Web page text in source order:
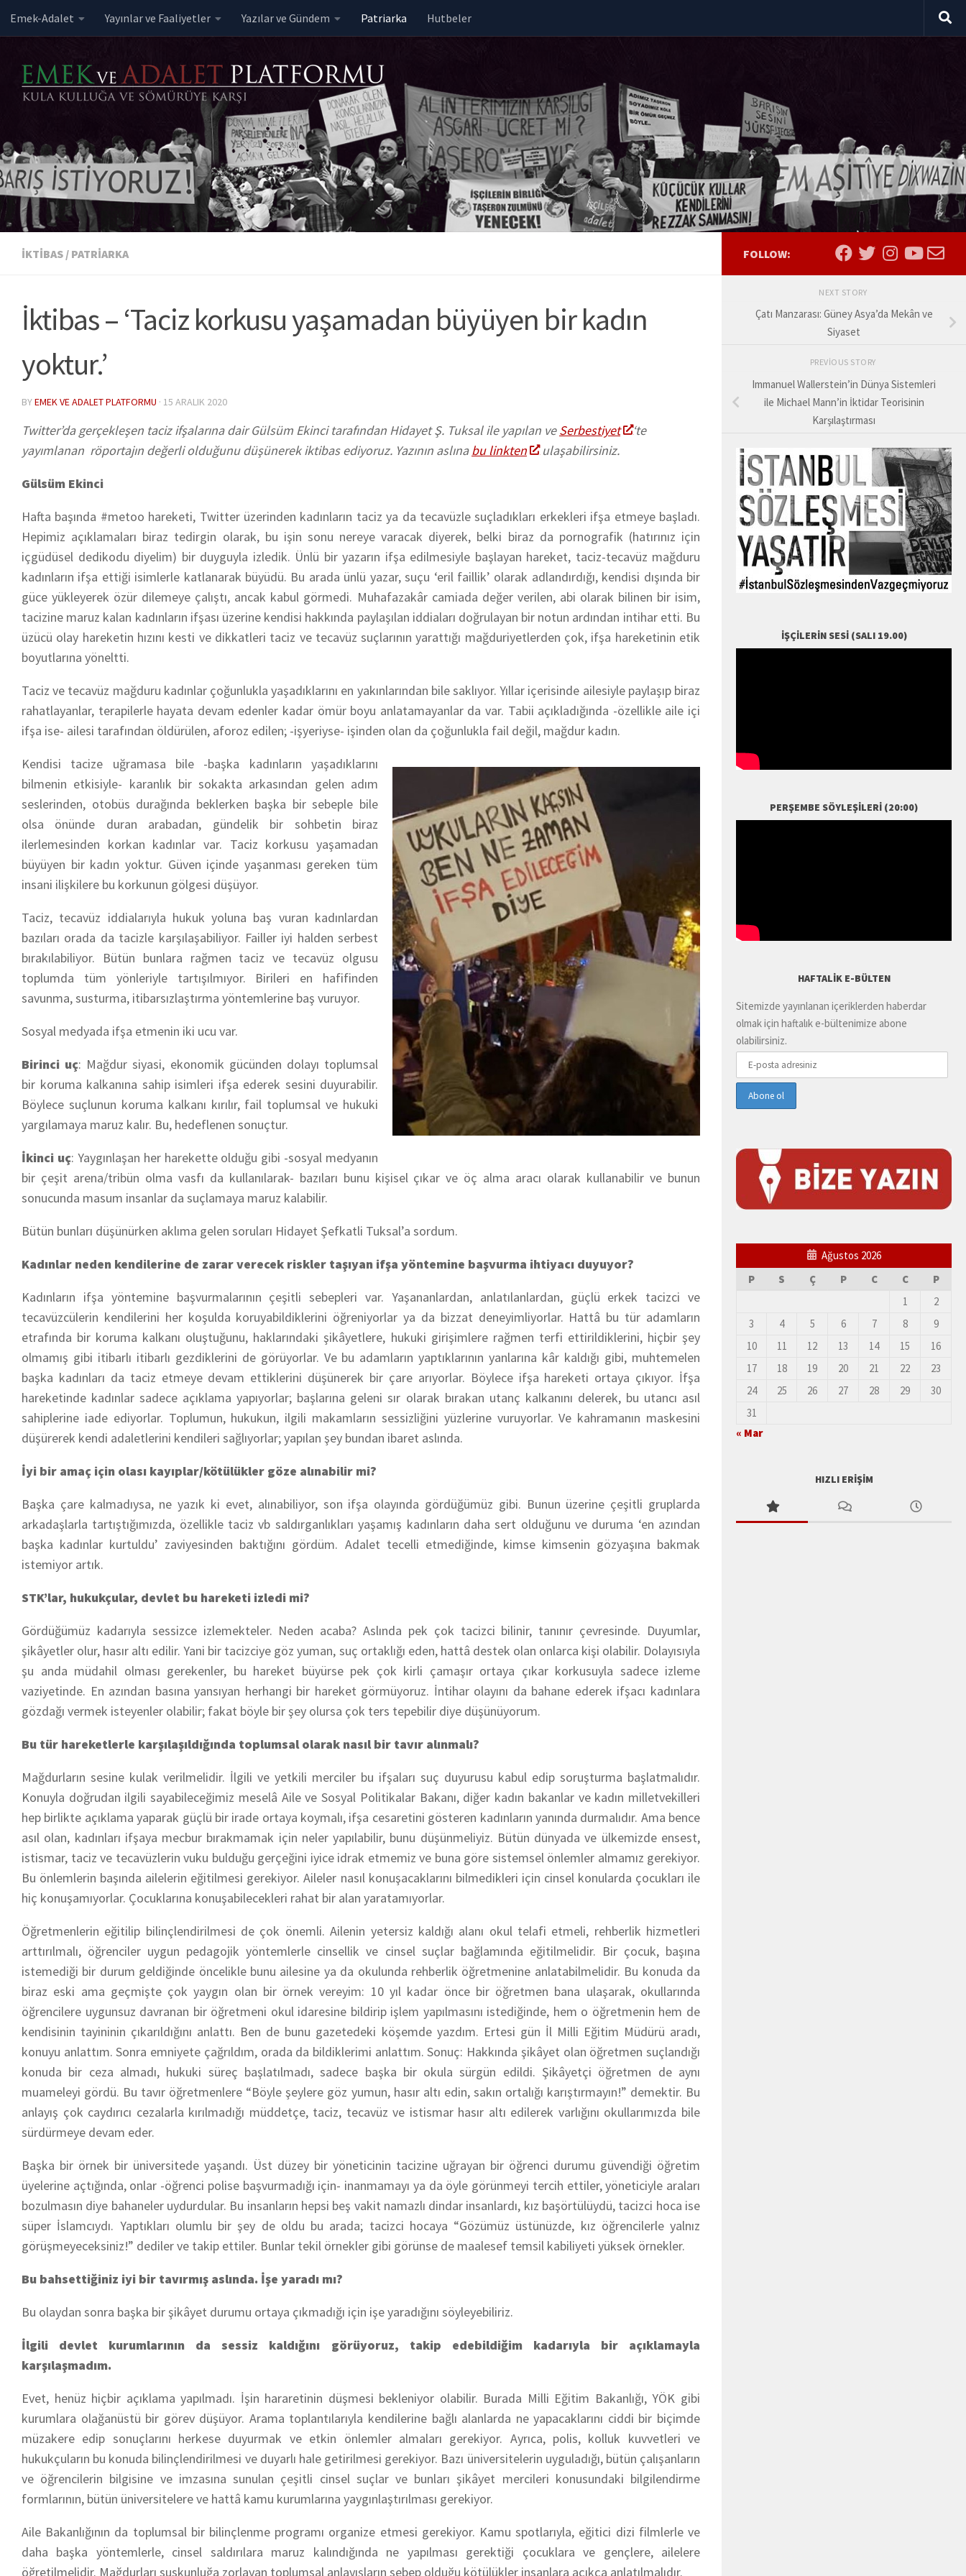
Skip to content
Emek-Adalet Yayınlar ve Faaliyetler Yazılar ve Gündem Patriarka Hutbeler
İKTIBAS / PATRIARKA
İktibas – ‘Taciz korkusu yaşamadan büyüyen bir kadın
yoktur.’
BYEMEK VE ADALET PLATFORMU · 15 ARALIK 2020
Twitter’da gerçekleşen taciz ifşalarına dair Gülsüm Ekinci tarafından Hidayet Ş. Tuksal ile yapılan veSerbestiyet
‘te
yayımlanan röportajın değerli olduğunu düşünerek iktibas ediyoruz. Yazının aslınabu linkten
ulaşabilirsiniz.
Gülsüm Ekinci
Hafta başında #metoo hareketi, Twitter üzerinden kadınların taciz ya da tecavüzle suçladıkları erkekleri ifşa etmeye başladı.
Hepimiz açıklamaları biraz tedirgin olarak, bu işin sonu nereye varacak diyerek, belki biraz da pornografik (hatırınız için
içgüdüsel dedikodu diyelim) bir duyguyla izledik. Ünlü bir yazarın ifşa edilmesiyle başlayan hareket, taciz-tecavüz mağduru
kadınların ifşa ettiği isimlerle katlanarak büyüdü. Bu arada ünlü yazar, suçu ‘eril faillik’ olarak adlandırdığı, kendisi dışında bir
güce yükleyerek özür dilemeye çalıştı, ancak kabul görmedi. Muhafazakâr camiada değer verilen, abi olarak bilinen bir isim,
tacizine maruz kalan kadınların ifşası üzerine kendisi hakkında paylaşılan iddiaları doğrulayan bir notun ardından intihar etti. Bu
üzücü olay hareketin hızını kesti ve dikkatleri taciz ve tecavüz suçlarının yarattığı mağduriyetlerden çok, ifşa hareketinin etik
boyutlarına yöneltti.
Taciz ve tecavüz mağduru kadınlar çoğunlukla yaşadıklarını en yakınlarından bile saklıyor. Yıllar içerisinde ailesiyle paylaşıp biraz
rahatlayanlar, terapilerle hayata devam edenler kadar ömür boyu anlatamayanlar da var. Tabii açıkladığında -özellikle aile içi
ifşa ise- ailesi tarafından öldürülen, aforoz edilen; -işyeriyse- işinden olan da çoğunlukla fail değil, mağdur kadın.
Kendisi tacize uğramasa bile -başka kadınların yaşadıklarını
bilmenin etkisiyle- karanlık bir sokakta arkasından gelen adım
seslerinden, otobüs durağında beklerken başka bir sebeple bile
olsa önünde duran arabadan, gündelik bir sohbetin biraz
ilerlemesinden korkan kadınlar var. Taciz korkusu yaşamadan
büyüyen bir kadın yoktur. Güven içinde yaşanması gereken tüm
insani ilişkilere bu korkunun gölgesi düşüyor.
Taciz, tecavüz iddialarıyla hukuk yoluna baş vuran kadınlardan
bazıları orada da tacizle karşılaşabiliyor. Failler iyi halden serbest
bırakılabiliyor. Bütün bunlara rağmen taciz ve tecavüz olgusu
toplumda tüm yönleriyle tartışılmıyor. Birileri en hafifinden
savunma, susturma, itibarsızlaştırma yöntemlerine baş vuruyor.
Sosyal medyada ifşa etmenin iki ucu var.
Birinci uç: Mağdur siyasi, ekonomik gücünden dolayı toplumsal
bir koruma kalkanına sahip isimleri ifşa ederek sesini duyurabilir.
Böylece suçlunun koruma kalkanı kırılır, fail toplumsal ve hukuki
yargılamaya maruz kalır. Bu, hedeflenen sonuçtur.
İkinci uç: Yaygınlaşan her harekette olduğu gibi -sosyal medyanın
bir çeşit arena/tribün olma vasfı da kullanılarak- bazıları bunu kişisel çıkar ve öç alma aracı olarak kullanabilir ve bunun
sonucunda masum insanlar da suçlamaya maruz kalabilir.
Bütün bunları düşünürken aklıma gelen soruları Hidayet Şefkatli Tuksal’a sordum.
Kadınlar neden kendilerine de zarar verecek riskler taşıyan ifşa yöntemine başvurma ihtiyacı duyuyor?
Kadınların ifşa yöntemine başvurmalarının çeşitli sebepleri var. Yaşananlardan, anlatılanlardan, güçlü erkek tacizci ve
tecavüzcülerin kendilerini her koşulda koruyabildiklerini öğreniyorlar ya da bizzat deneyimliyorlar. Hattâ bu tür adamların
etrafında bir koruma kalkanı oluştuğunu, haklarındaki şikâyetlere, hukuki girişimlere rağmen terfi ettirildiklerini, hiçbir şey
olmamış gibi itibarlı itibarlı gezdiklerini de görüyorlar. Ve bu adamların yaptıklarının yanlarına kâr kaldığı gibi, muhtemelen
başka kadınları da taciz etmeye devam ettiklerini düşünerek bir çare arıyorlar. Böylece ifşa hareketi ortaya çıkıyor. İfşa
hareketinde kadınlar sadece açıklama yapıyorlar; başlarına geleni sır olarak bırakan utanç kalkanını delerek, bu utancı asıl
sahiplerine iade ediyorlar. Toplumun, hukukun, ilgili makamların sessizliğini yüzlerine vuruyorlar. Ve kahramanın maskesini
düşürerek kendi adaletlerini kendileri sağlıyorlar; yapılan şey bundan ibaret aslında.
İyi bir amaç için olası kayıplar/kötülükler göze alınabilir mi?
Başka çare kalmadıysa, ne yazık ki evet, alınabiliyor, son ifşa olayında gördüğümüz gibi. Bunun üzerine çeşitli gruplarda
arkadaşlarla tartıştığımızda, özellikle taciz vb saldırganlıkları yaşamış kadınların daha sert olduğunu ve duruma ‘en azından
başka kadınlar kurtuldu’ zaviyesinden baktığını gördüm. Adalet tecelli etmediğinde, kimse kimsenin gözyaşına bakmak
istemiyor artık.
STK’lar, hukukçular, devlet bu hareketi izledi mi?
Gördüğümüz kadarıyla sessizce izlemekteler. Neden acaba? Aslında pek çok tacizci bilinir, tanınır çevresinde. Duyumlar,
şikâyetler olur, hasır altı edilir. Yani bir tacizciye göz yuman, suç ortaklığı eden, hattâ destek olan onlarca kişi olabilir. Dolayısıyla
şu anda müdahil olması gerekenler, bu hareket büyürse pek çok kirli çamaşır ortaya çıkar korkusuyla sadece izleme
vaziyetinde. En azından basına yansıyan herhangi bir hareket görmüyoruz. İntihar olayını da bahane ederek ifşacı kadınlara
gözdağı vermek isteyenler olabilir; fakat böyle bir şey olursa çok ters tepebilir diye düşünüyorum.
Bu tür hareketlerle karşılaşıldığında toplumsal olarak nasıl bir tavır alınmalı?
Mağdurların sesine kulak verilmelidir. İlgili ve yetkili merciler bu ifşaları suç duyurusu kabul edip soruşturma başlatmalıdır.
Konuyla doğrudan ilgili sayabileceğimiz meselâ Aile ve Sosyal Politikalar Bakanı, diğer kadın bakanlar ve kadın milletvekilleri
hep birlikte açıklama yaparak güçlü bir irade ortaya koymalı, ifşa cesaretini gösteren kadınların yanında durmalıdır. Ama bence
asıl olan, kadınları ifşaya mecbur bırakmamak için neler yapılabilir, bunu düşünmeliyiz. Bütün dünyada ve ülkemizde ensest,
istismar, taciz ve tecavüzlerin vuku bulduğu gerçeğini iyice idrak etmemiz ve buna göre sistemsel önlemler almamız gerekiyor.
Bu önlemlerin başında ailelerin eğitilmesi gerekiyor. Aileler nasıl konuşacaklarını bilmedikleri için cinsel konularda çocukları ile
hiç konuşamıyorlar. Çocuklarına konuşabilecekleri rahat bir alan yaratamıyorlar.
Öğretmenlerin eğitilip bilinçlendirilmesi de çok önemli. Ailenin yetersiz kaldığı alanı okul telafi etmeli, rehberlik hizmetleri
arttırılmalı, öğrenciler uygun pedagojik yöntemlerle cinsellik ve cinsel suçlar bağlamında eğitilmelidir. Bir çocuk, başına
istemediği bir durum geldiğinde öncelikle bunu ailesine ya da okulunda rehberlik öğretmenine anlatabilmelidir. Bu konuda da
biraz eski ama geçmişte çok yaygın olan bir örnek vereyim: 10 yıl kadar önce bir öğretmen bana ulaşarak, okullarında
öğrencilere uygunsuz davranan bir öğretmeni okul idaresine bildirip işlem yapılmasını istediğinde, hem o öğretmenin hem de
kendisinin tayininin çıkarıldığını anlattı. Ben de bunu gazetedeki köşemde yazdım. Ertesi gün İl Milli Eğitim Müdürü aradı,
konuyu anlattım. Sonra emniyete çağrıldım, orada da bildiklerimi anlattım. Sonuç: Hakkında şikâyet olan öğretmen suçlandığı
konuda bir ceza almadı, hukuki süreç başlatılmadı, sadece başka bir okula sürgün edildi. Şikâyetçi öğretmen de aynı
muameleyi gördü. Bu tavır öğretmenlere “Böyle şeylere göz yumun, hasır altı edin, sakın ortalığı karıştırmayın!” demektir. Bu
anlayış çok caydırıcı cezalarla kırılmadığı müddetçe, taciz, tecavüz ve istismar hasır altı edilerek varlığını okullarımızda bile
sürdürmeye devam eder.
Başka bir örnek bir üniversitede yaşandı. Üst düzey bir yöneticinin tacizine uğrayan bir öğrenci durumu güvendiği öğretim
üyelerine açtığında, onlar -öğrenci polise başvurmadığı için- inanmamayı ya da öyle görünmeyi tercih ettiler, yöneticiyle araları
bozulmasın diye bahaneler uydurdular. Bu insanların hepsi beş vakit namazlı dindar insanlardı, kız başörtülüydü, tacizci hoca ise
süper İslamcıydı. Yaptıkları olumlu bir şey de oldu bu arada; tacizci hocaya “Gözümüz üstünüzde, kız öğrencilerle yalnız
görüşmeyeceksiniz!” dediler ve takip ettiler. Bunlar tekil örnekler gibi görünse de maalesef temsil kabiliyeti yüksek örnekler.
Bu bahsettiğiniz iyi bir tavırmış aslında. İşe yaradı mı?
Bu olaydan sonra başka bir şikâyet durumu ortaya çıkmadığı için işe yaradığını söyleyebiliriz.
İlgili devlet kurumlarının da sessiz kaldığını görüyoruz, takip edebildiğim kadarıyla bir açıklamayla
karşılaşmadım.
Evet, henüz hiçbir açıklama yapılmadı. İşin hararetinin düşmesi bekleniyor olabilir. Burada Milli Eğitim Bakanlığı, YÖK gibi
kurumlara olağanüstü bir görev düşüyor. Arama toplantılarıyla kendilerine bağlı alanlarda ne yapacaklarını ciddi bir biçimde
müzakere edip sonuçlarını herkese duyurmak ve etkin önlemler almaları gerekiyor. Ayrıca, polis, kolluk kuvvetleri ve
hukukçuların bu konuda bilinçlendirilmesi ve duyarlı hale getirilmesi gerekiyor. Bazı üniversitelerin uyguladığı, bütün çalışanların
ve öğrencilerin bilgisine ve imzasına sunulan çeşitli cinsel suçlar ve bunları şikâyet mercileri konusundaki bilgilendirme
formlarının, bütün üniversitelere ve hattâ kamu kurumlarına yaygınlaştırılması gerekiyor.
Aile Bakanlığının da toplumsal bir bilinçlenme programı organize etmesi gerekiyor. Kamu spotlarıyla, eğitici dizi filmlerle ve
daha başka yöntemlerle, cinsel saldırılara maruz kalındığında ne yapılması gerektiği çocuklara ve gençlere, ailelere
öğretilmelidir. Mağdurları suskunluğa zorlayan toplumsal anlayışların sebep olduğu kötülükler insanlara açıkça anlatılmalıdır.
FOLLOW:
NEXT STORY
Çatı Manzarası: Güney Asya’da Mekân ve
Siyaset
PREVIOUS STORY
Immanuel Wallerstein’in Dünya Sistemleri
ile Michael Mann’in İktidar Teorisinin
Karşılaştırması
İŞÇILERIN SESI (SALI 19.00)
PERŞEMBE SÖYLEŞILERI (20:00)
HAFTALIK E-BÜLTEN
Sitemizde yayınlanan içeriklerden haberdar
olmak için haftalık e-bültenimize abone
olabilirsiniz.
Ağustos 2026
P
S Ç P C C
P
1
2
3
4 5 6 7 8
9
10
11 12 13 14 15
16
17
18 19 20 21 22
23
24
25 26 27 28 29
30
31
« Mar
HIZLI ERIŞIM